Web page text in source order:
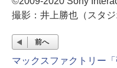
撮影：井上勝也（スタジ
前へ
マックスファクトリー「